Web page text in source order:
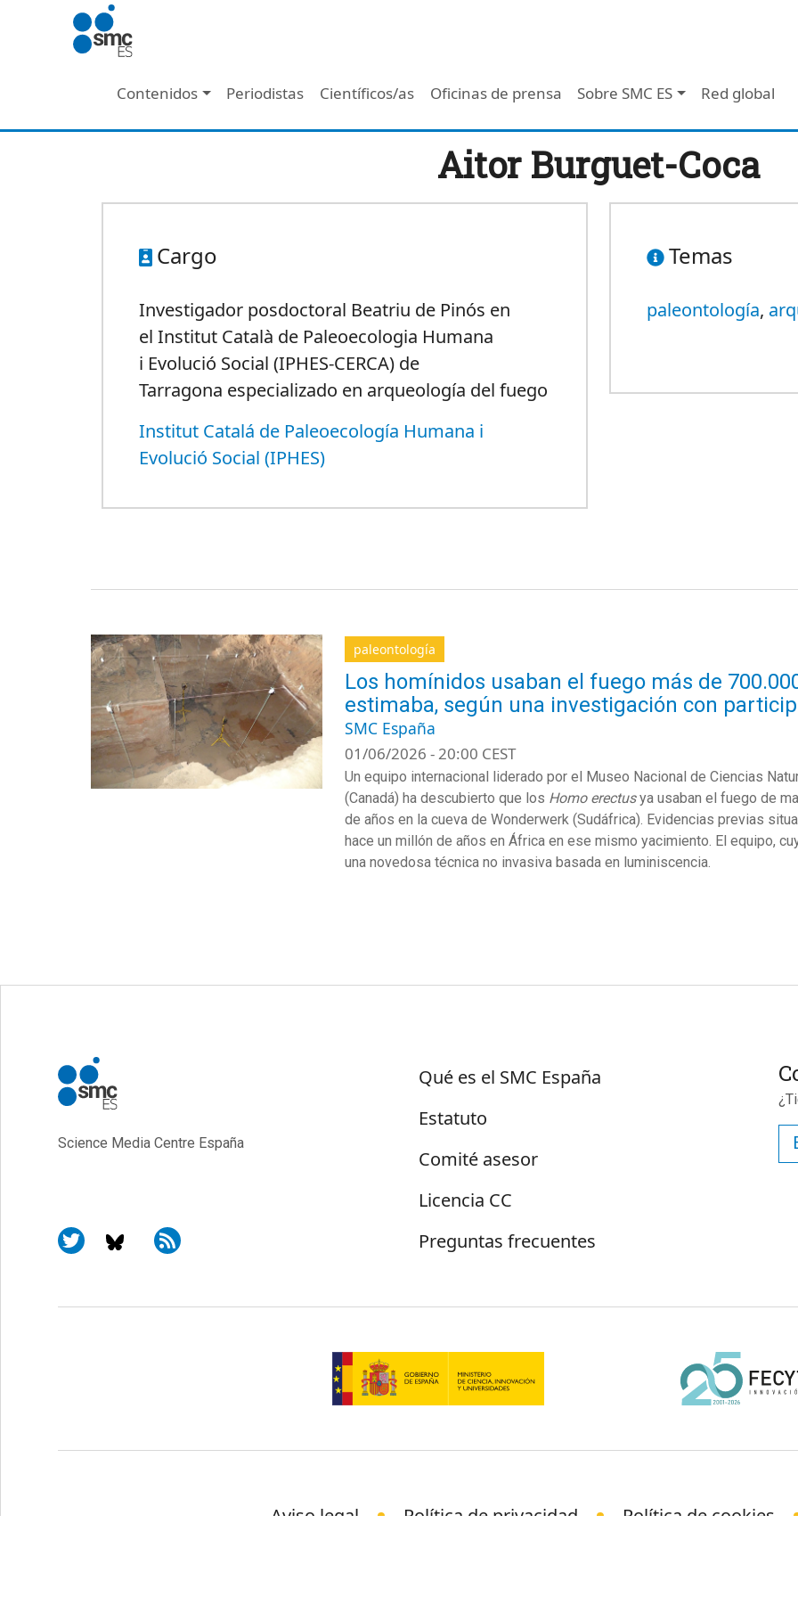
Pasar al contenido principal
Navegación principal - Header
Contenidos Periodistas Científicos/as Oficinas de prensa Sobre SMC ES Red global
Aitor Burguet-Coca
Cargo
Investigador posdoctoral Beatriu de Pinós en
el Institut Català de Paleoecologia Humana
i Evolució Social (IPHES-CERCA) de
Tarragona especializado en arqueología del fuego
Institut Catalá de Paleoecología Humana i
Evolució Social (IPHES)
Temas
paleontología,
paleontología
Los homínidos usaban el fuego más de
estimaba, según una investigación con
SMC España
01/06/2026 - 20:00 CEST
Un equipo internacional liderado por el Museo Nacional de Ciencias
(Canadá) ha descubierto que los Homo erectusya usaban el fuego de
de años en la cueva de Wonderwerk (Sudáfrica). Evidencias previas
hace un millón de años en África en ese mismo yacimiento. El equipo,
una novedosa técnica no invasiva basada en luminiscencia.
Science Media Centre España
Sobre SMC España
Qué es el SMC España
Estatuto
Comité asesor
Licencia CC
Preguntas frecuentes
Aviso legal Política de privacidad Política de cookies